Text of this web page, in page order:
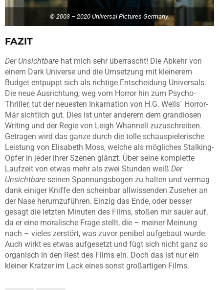
© 2003 – 2020 Universal Pictures Germany.
FAZIT
Der Unsichtbare hat mich sehr überrascht! Die Abkehr von
einem Dark Universe und die Umsetzung mit kleinerem
Budget entpuppt sich als richtige Entscheidung Universals.
Die neue Ausrichtung, weg vom Horror hin zum Psycho-
Thriller, tut der neuesten Inkarnation von H.G. Wells´ Horror-
Mär sichtlich gut. Dies ist unter anderem dem grandiosen
Writing und der Regie von Leigh Whannell zuzuschreiben.
Getragen wird das ganze durch die tolle schauspielerische
Leistung von Elisabeth Moss, welche als mögliches Stalking-
Opfer in jeder ihrer Szenen glänzt. Über seine komplette
Laufzeit von etwas mehr als zwei Stunden weiß Der
Unsichtbare seinen Spannungsbogen zu halten und vermag
dank einiger Kniffe den scheinbar allwissenden Zuseher an
der Nase herumzuführen. Einzig das Ende, oder besser
gesagt die letzten Minuten des Films, stoßen mir sauer auf,
da er eine moralische Frage stellt, die – meiner Meinung
nach – vieles zerstört, was zuvor penibel aufgebaut wurde.
Auch wirkt es etwas aufgesetzt und fügt sich nicht ganz so
organisch in den Rest des Films ein. Doch das ist nur ein
kleiner Kratzer im Lack eines sonst großartigen Films.